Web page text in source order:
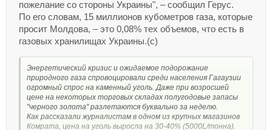
пожелание со стороны Украины", – сообщил Герус.
По его словам, 15 миллионов кубометров газа, которые
просит Молдова, – это 0,08% тех объемов, что есть в
газовых хранилищах Украины.(с)
Энергетический кризис и ожидаемое подорожание
природного газа спровоцировали среди населения Гагаузии
огромный спрос на каменный уголь. Даже при возросшей
цене на некоторых торговых складах полугодовые запасы
"черного золота" разлетаются буквально за неделю.
Как рассказали журналистам в одном из крупных магазинов
Комрата, цена на уголь выросла на 30-40% (5000L/тонна).